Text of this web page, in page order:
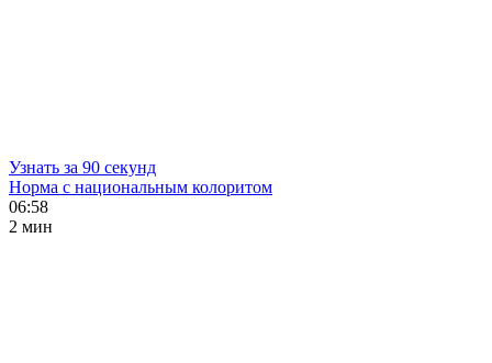
Узнать за 90 секунд
Норма с национальным колоритом
06:58
2 мин